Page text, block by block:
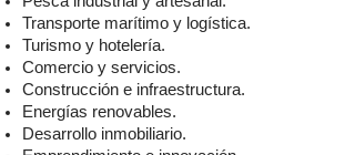
Transporte marítimo y logística.
Turismo y hotelería.
Comercio y servicios.
Construcción e infraestructura.
Energías renovables.
Desarrollo inmobiliario.